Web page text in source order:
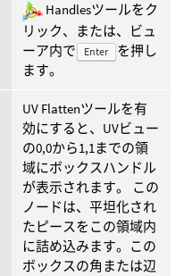
Handlesツールをク
リック、または、ビュ
ーア内で
Enter
を押し
ます。
UV Flattenツールを有
効にすると、UVビュー
の0,0から1,1までの領
域にボックスハンドル
が表示されます。 この
ノードは、平坦化され
たピースをこの領域内
に詰め込みます。この
ボックスの角または辺